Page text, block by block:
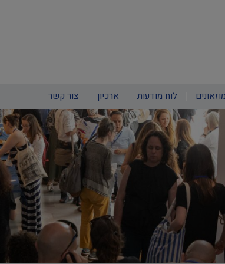
לוח מודעות ארכיון צור קשר